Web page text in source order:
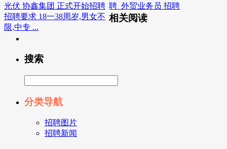
光伏 协鑫集团 正式开始招聘
招聘要求 18一38周岁,男女不
限,中专 ...
聘_外贸业务员 招聘
相关阅读
搜索
分类导航
招聘图片
招聘新闻